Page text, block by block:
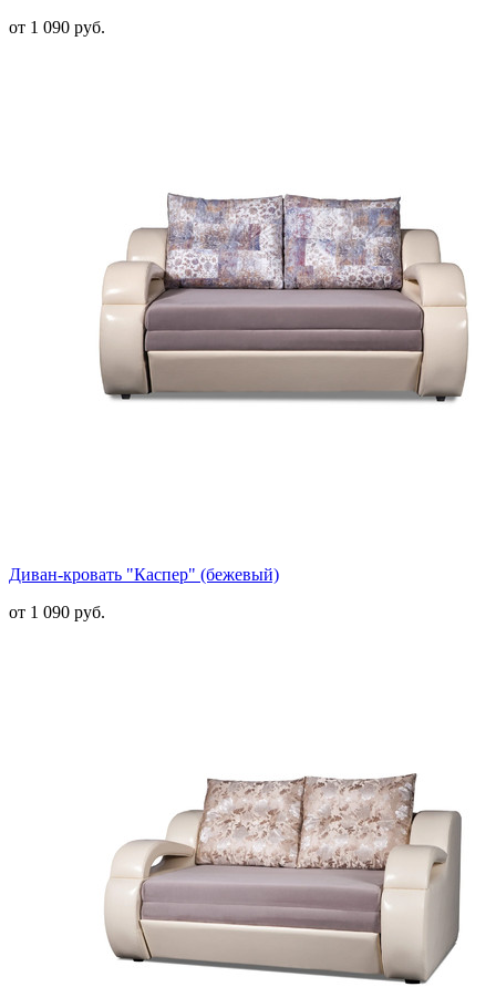
от 1 090 руб.
Диван-кровать "Каспер" (бежевый)
от 1 090 руб.